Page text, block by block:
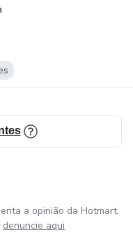
a opinião da Hotmart.
denuncie aqui